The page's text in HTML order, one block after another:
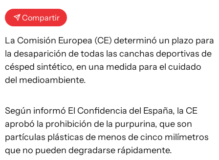
Compartir
La Comisión Europea (CE) determinó un plazo para
la desaparición de todas las canchas deportivas de
césped sintético, en una medida para el cuidado
del medioambiente.
Según informó El Confidencia del España, la CE
aprobó la prohibición de la purpurina, que son
partículas plásticas de menos de cinco milímetros
que no pueden degradarse rápidamente.